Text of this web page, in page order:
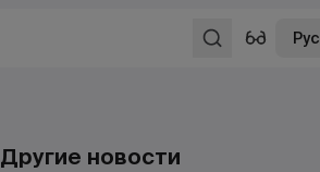
Рус
Другие новости